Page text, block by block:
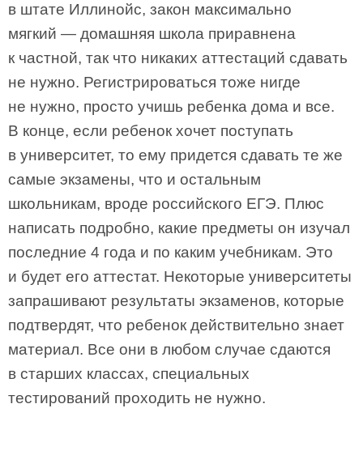
в штате Иллинойс, закон максимально
мягкий — домашняя школа приравнена
к частной, так что никаких аттестаций сдавать
не нужно. Регистрироваться тоже нигде
не нужно, просто учишь ребенка дома и все.
В конце, если ребенок хочет поступать
в университет, то ему придется сдавать те же
самые экзамены, что и остальным
школьникам, вроде российского ЕГЭ. Плюс
написать подробно, какие предметы он изучал
последние 4 года и по каким учебникам. Это
и будет его аттестат. Некоторые университеты
запрашивают результаты экзаменов, которые
подтвердят, что ребенок действительно знает
материал. Все они в любом случае сдаются
в старших классах, специальных
тестирований проходить не нужно.